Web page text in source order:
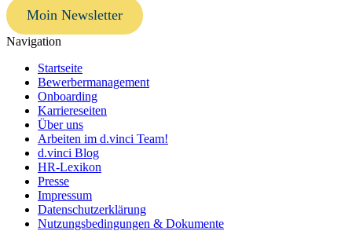
Moin Newsletter
Navigation
Startseite
Bewerbermanagement
Onboarding
Karriereseiten
Über uns
Arbeiten im d.vinci Team!
d.vinci Blog
HR-Lexikon
Presse
Impressum
Datenschutzerklärung
Nutzungsbedingungen & Dokumente